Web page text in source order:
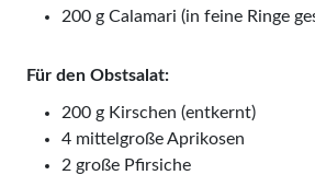
200 g Calamari (in feine Ringe
Für den Obstsalat:
200 g Kirschen (entkernt)
4 mittelgroße Aprikosen
2 große Pfirsiche